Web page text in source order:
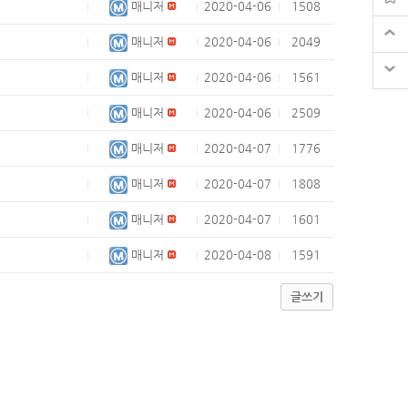
매니저 2020-04-06 1508
매니저 2020-04-06 2049
매니저 2020-04-06 1561
매니저 2020-04-06 2509
매니저 2020-04-07 1776
매니저 2020-04-07 1808
매니저 2020-04-07 1601
매니저 2020-04-08 1591
글쓰기